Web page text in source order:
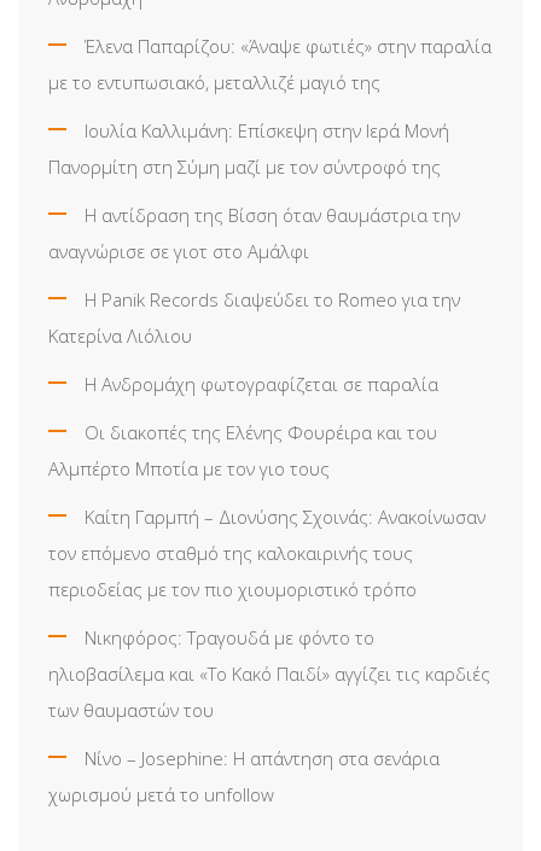
Έλενα Παπαρίζου: «Άναψε φωτιές» στην παραλία
με το εντυπωσιακό, μεταλλιζέ μαγιό της
Ιουλία Καλλιμάνη: Επίσκεψη στην Ιερά Μονή
Πανορμίτη στη Σύμη μαζί με τον σύντροφό της
Η αντίδραση της Βίσση όταν θαυμάστρια την
αναγνώρισε σε γιοτ στο Αμάλφι
Η Panik Records διαψεύδει το Romeo για την
Κατερίνα Λιόλιου
Η Ανδρομάχη φωτογραφίζεται σε παραλία
Οι διακοπές της Ελένης Φουρέιρα και του
Αλμπέρτο Μποτία με τον γιο τους
Καίτη Γαρμπή – Διονύσης Σχοινάς: Ανακοίνωσαν
τον επόμενο σταθμό της καλοκαιρινής τους
περιοδείας με τον πιο χιουμοριστικό τρόπο
Νικηφόρος: Τραγουδά με φόντο το
ηλιοβασίλεμα και «Το Κακό Παιδί» αγγίζει τις καρδιές
των θαυμαστών του
Νίνο – Josephine: Η απάντηση στα σενάρια
χωρισμού μετά το unfollow